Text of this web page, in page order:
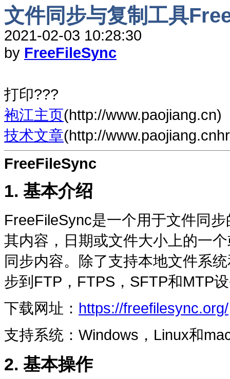
文件同步与复制工具
2021-02-03 10:28:30
by FreeFileSync
打印???
袍江主页(http://www.paojiang.cn)
技术文章(http://
FreeFileSync
1. 基本介绍
FreeFileSync是一个用于文件同
其内容，日期或文件大小上的一
同步内容。除了支持本地文件系
步到FTP，FTPS，SFTP和MTP
下载网址： https://freefilesync.org/
支持系统：Windows，Linux和
2. 基本操作